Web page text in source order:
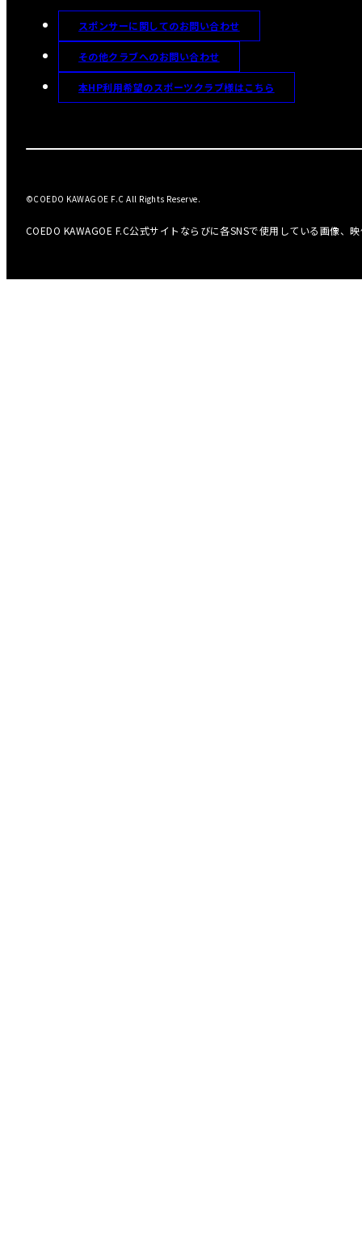
スポンサーに関してのお問い合わせ
その他クラブへのお問い合わせ
本HP利用希望のスポーツクラブ様はこちら
COEDO KAWAGOE F.C公式サイトならびに各SNSで使用している画像、
©COEDO KAWAGOE F.C All Rights Reserve.